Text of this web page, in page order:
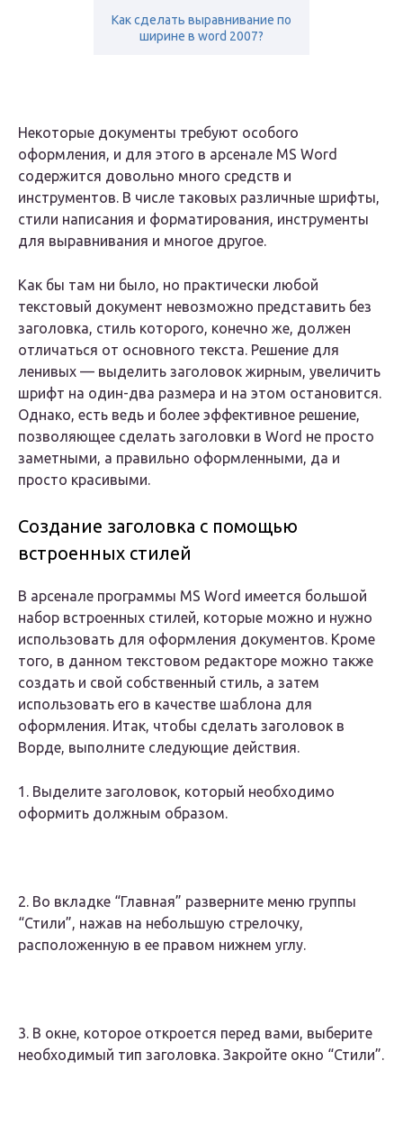
Как сделать выравнивание по
ширине в word 2007?
Некоторые документы требуют особого
оформления, и для этого в арсенале MS Word
содержится довольно много средств и
инструментов. В числе таковых различные шрифты,
стили написания и форматирования, инструменты
для выравнивания и многое другое.
Как бы там ни было, но практически любой
текстовый документ невозможно представить без
заголовка, стиль которого, конечно же, должен
отличаться от основного текста. Решение для
ленивых — выделить заголовок жирным, увеличить
шрифт на один-два размера и на этом остановится.
Однако, есть ведь и более эффективное решение,
позволяющее сделать заголовки в Word не просто
заметными, а правильно оформленными, да и
просто красивыми.
Создание заголовка с помощью
встроенных стилей
В арсенале программы MS Word имеется большой
набор встроенных стилей, которые можно и нужно
использовать для оформления документов. Кроме
того, в данном текстовом редакторе можно также
создать и свой собственный стиль, а затем
использовать его в качестве шаблона для
оформления. Итак, чтобы сделать заголовок в
Ворде, выполните следующие действия.
1. Выделите заголовок, который необходимо
оформить должным образом.
2. Во вкладке “Главная” разверните меню группы
“Стили”, нажав на небольшую стрелочку,
расположенную в ее правом нижнем углу.
3. В окне, которое откроется перед вами, выберите
необходимый тип заголовка. Закройте окно “Стили”.